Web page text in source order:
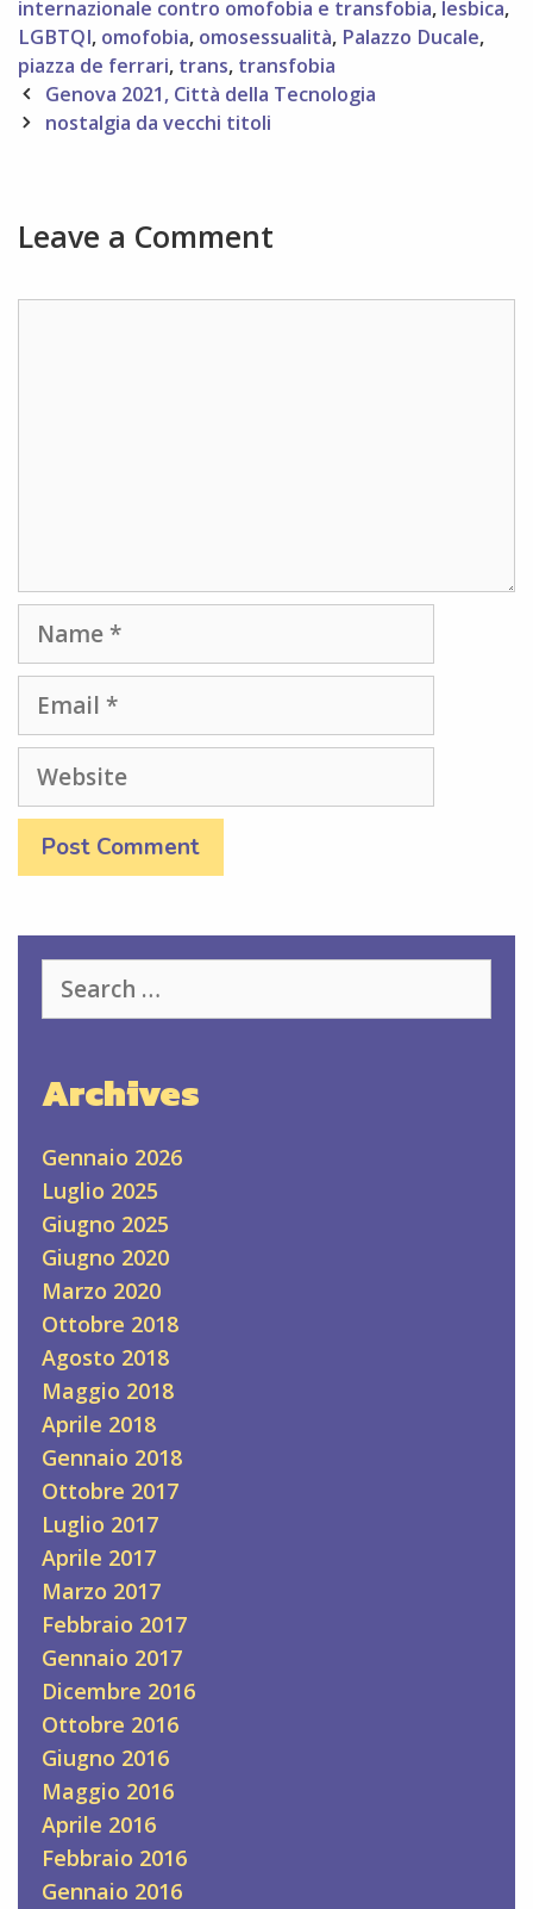
internazionale contro omofobia e transfobia, lesbica,
LGBTQI, omofobia, omosessualità, Palazzo Ducale,
piazza de ferrari, trans, transfobia
Post
navigation
Genova 2021, Città della Tecnologia
nostalgia da vecchi titoli
Leave a Comment
Name
Email
Website
for:
Archives
Gennaio 2026
Luglio 2025
Giugno 2025
Giugno 2020
Marzo 2020
Ottobre 2018
Agosto 2018
Maggio 2018
Aprile 2018
Gennaio 2018
Ottobre 2017
Luglio 2017
Aprile 2017
Marzo 2017
Febbraio 2017
Gennaio 2017
Dicembre 2016
Ottobre 2016
Giugno 2016
Maggio 2016
Aprile 2016
Febbraio 2016
Gennaio 2016